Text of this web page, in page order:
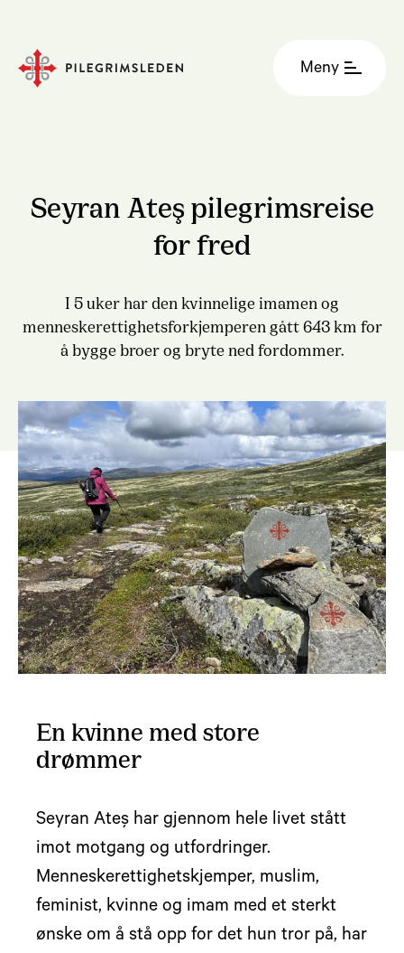
Meny
Seyran Ateş pilegrimsreise
for fred
I 5 uker har den kvinnelige imamen og
menneskerettighetsforkjemperen gått 643 km for
å bygge broer og bryte ned fordommer.
En kvinne med store
drømmer
Seyran Ateş har gjennom hele livet stått
imot motgang og utfordringer.
Menneskerettighetskjemper, muslim,
feminist, kvinne og imam med et sterkt
ønske om å stå opp for det hun tror på, har